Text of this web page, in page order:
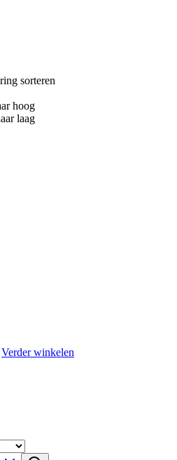
sorteren
hoog
laag
Verder winkelen